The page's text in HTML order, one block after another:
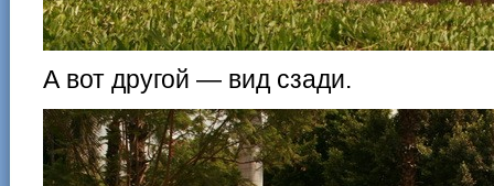
А вот другой — вид сзади.